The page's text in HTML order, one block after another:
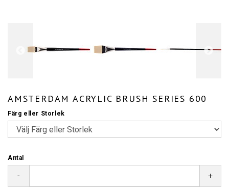
AMSTERDAM ACRYLIC BRUSH SERIES 600
Färg eller Storlek
Antal
- +